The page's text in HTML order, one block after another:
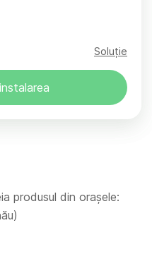
Soluție
produsul din orașele: